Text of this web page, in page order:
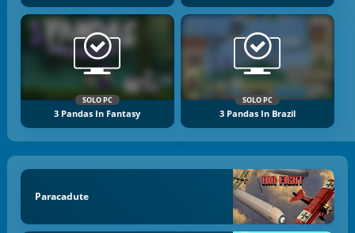
SOLO PC
3 Pandas In Fantasy
SOLO PC
3 Pandas In Brazil
Paracadute